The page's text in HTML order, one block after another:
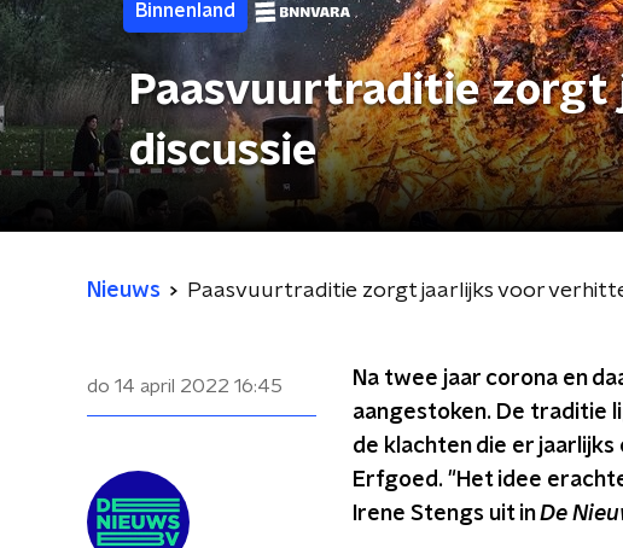
Binnenland
Paasvuurtraditie
discussie
Nieuws Paasvuurtraditie zorgt jaarlijks voor
do 14 april 2022 16:45
Na twee jaar corona en
aangestoken. De traditie
de klachten die er jaarlijks
Erfgoed. "Het idee
Irene Stengs uit inDe